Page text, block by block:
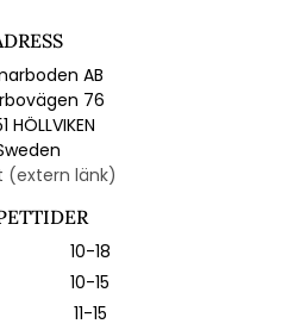
AB
76
HÖLLVIKEN
(extern länk)
10-18
10-15
11-15